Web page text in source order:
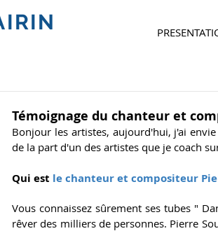
Témoignage du chanteur et
Bonjour les artistes, aujourd'hui, j'ai
de la part d'un des artistes que je coach
Qui est le chanteur et compositeur
Vous connaissez sûrement ses tubes "
rêver des milliers de personnes. Pierre